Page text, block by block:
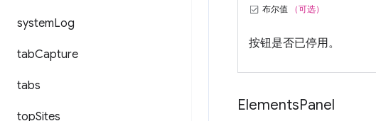
systemLog
tabCapture
tabs
topSites
布尔值 （可选）
按钮是否已停用。
ElementsPanel